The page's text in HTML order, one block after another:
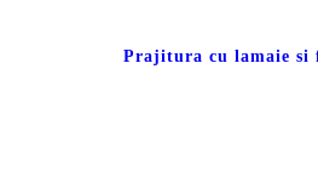
Prajitura cu lamaie si